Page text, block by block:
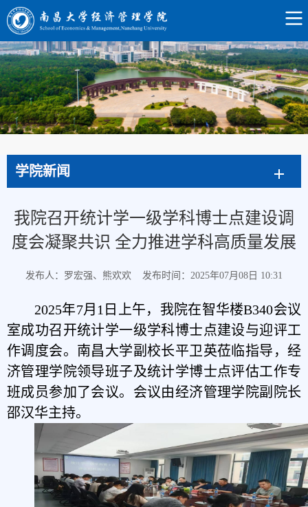
学院新闻
我院召开统计学一级学科博士点建设调
度会凝聚共识 全力推进学科高质量发展
发布人：罗宏强、熊欢欢 发布时间：2025年07月08日 10:31
2025年7月1日上午，我院在智华楼B340会议
室成功召开统计学一级学科博士点建设与迎评工
作调度会。南昌大学副校长平卫英莅临指导，经
济管理学院领导班子及统计学博士点评估工作专
班成员参加了会议。会议由经济管理学院副院长
邵汉华主持。